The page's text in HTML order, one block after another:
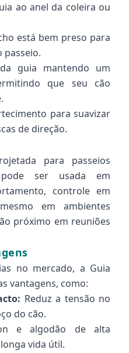
ao anel da coleira ou
está bem preso para
passeio.
guia mantendo um
que seu cão
para suavizar
de direção.
para passeios
ser usada em
controle em
em ambientes
próximo em reuniões
no mercado, a Guia
vantagens, como:
Reduz a tensão no
do cão.
e algodão de alta
vida útil.